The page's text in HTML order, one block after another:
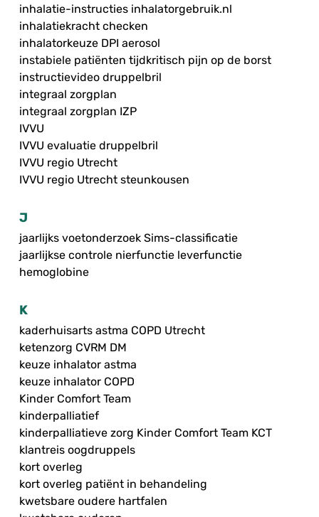
inhalatie-instructies inhalatorgebruik.nl
inhalatiekracht checken
inhalatorkeuze DPI aerosol
instabiele patiënten tijdkritisch pijn op de borst
instructievideo druppelbril
integraal zorgplan
integraal zorgplan IZP
IVVU
IVVU evaluatie druppelbril
IVVU regio Utrecht
IVVU regio Utrecht steunkousen
J
jaarlijks voetonderzoek Sims-classificatie
jaarlijkse controle nierfunctie leverfunctie
hemoglobine
K
kaderhuisarts astma COPD Utrecht
ketenzorg CVRM DM
keuze inhalator astma
keuze inhalator COPD
Kinder Comfort Team
kinderpalliatief
kinderpalliatieve zorg Kinder Comfort Team KCT
klantreis oogdruppels
kort overleg
kort overleg patiënt in behandeling
kwetsbare oudere hartfalen